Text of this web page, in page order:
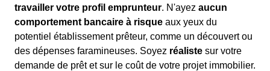
travailler votre profil emprunteur. N'ayez aucun
comportement bancaire à risque aux yeux du
potentiel établissement prêteur, comme un découvert ou
des dépenses faramineuses. Soyez réaliste sur votre
demande de prêt et sur le coût de votre projet immobilier.